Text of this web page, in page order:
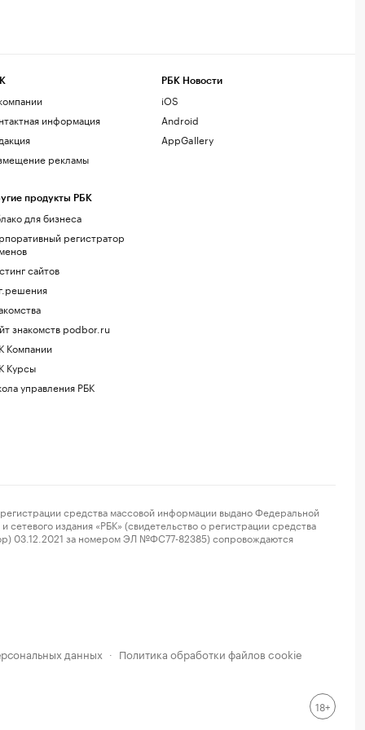
информация
рекламы
продукты РБК
для бизнеса
регистратор
сайтов
знакомств podbor.ru
Компании
Курсы
управления РБК
РБК Новости
iOS
Android
AppGallery
средства массовой информации выдано Федеральной
издания «РБК» (свидетельство о регистрации средства
03.12.2021 за номером ЭЛ №ФС77-82385) сопровождаются
данных · Политика обработки файлов cookie
18+